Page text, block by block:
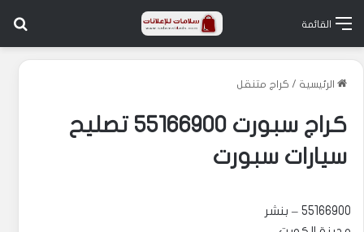
القائمة
الرئيسية / كراج متنقل
كراج سبورت 55166900 تصليح
سيارات سبورت
55166900 – بنشر